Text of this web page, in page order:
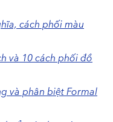
cách phối màu
và 10 cách phối đồ
và phân biệt Formal